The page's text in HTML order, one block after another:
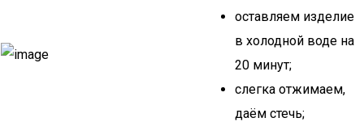
оставляем изделие
в холодной воде на
20 минут;
слегка отжимаем,
даём стечь;